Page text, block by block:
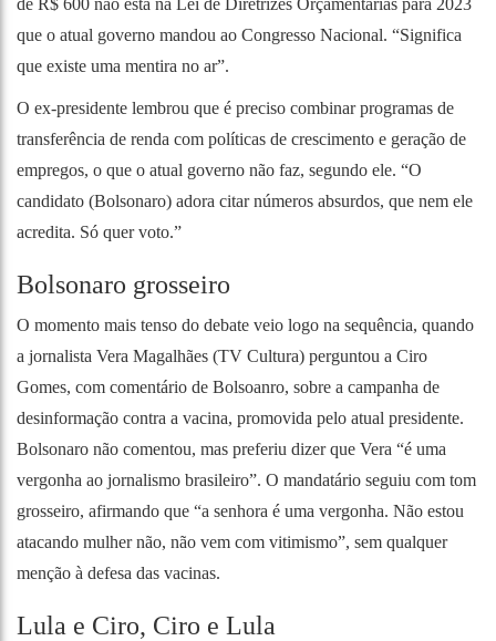
de R$ 600 não está na Lei de Diretrizes Orçamentárias para 2023
que o atual governo mandou ao Congresso Nacional. “Significa
que existe uma mentira no ar”.
O ex-presidente lembrou que é preciso combinar programas de
transferência de renda com políticas de crescimento e geração de
empregos, o que o atual governo não faz, segundo ele. “O
candidato (Bolsonaro) adora citar números absurdos, que nem ele
acredita. Só quer voto.”
Bolsonaro grosseiro
O momento mais tenso do debate veio logo na sequência, quando
a jornalista Vera Magalhães (TV Cultura) perguntou a Ciro
Gomes, com comentário de Bolsoanro, sobre a campanha de
desinformação contra a vacina, promovida pelo atual presidente.
Bolsonaro não comentou, mas preferiu dizer que Vera “é uma
vergonha ao jornalismo brasileiro”. O mandatário seguiu com tom
grosseiro, afirmando que “a senhora é uma vergonha. Não estou
atacando mulher não, não vem com vitimismo”, sem qualquer
menção à defesa das vacinas.
Lula e Ciro, Ciro e Lula